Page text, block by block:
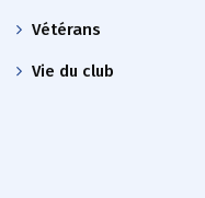
Vétérans
Vie du club